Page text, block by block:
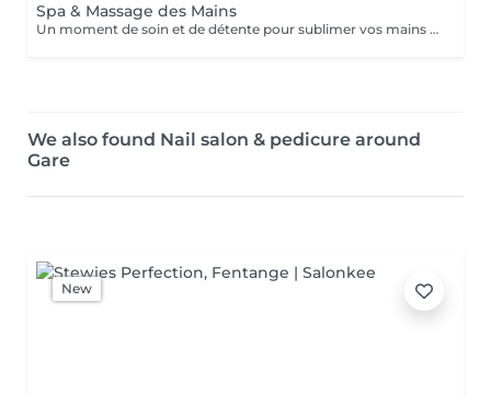
Spa & Massage des Mains
Un moment de soin et de détente pour sublimer vos mains après votre prestation d'onglerie. Ce service comprend une manucure combinée, avec le retrait soigné des cuticules et la préparation de l'ongle naturel.Après la pose de gel ou d'acrylique, un gommage des mains est réalisé afin d'éliminer les cellules mortes et de laisser la peau douce et lumineuse. Le soin se poursuit avec une hydratation profonde accompagnée d'un massage relaxant des mains, pour nourrir la peau et apporter une sensation de bien-être. Ce service est réalisé après la pose de gel ou d'acrylique, afin de finaliser la prestation et offrir un moment de relaxation tout en sublimant les mains.
We also found Nail salon & pedicure around
Gare
New